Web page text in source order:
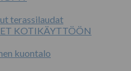
terassilaudat
KOTIKÄYTTÖÖN
kuontalo